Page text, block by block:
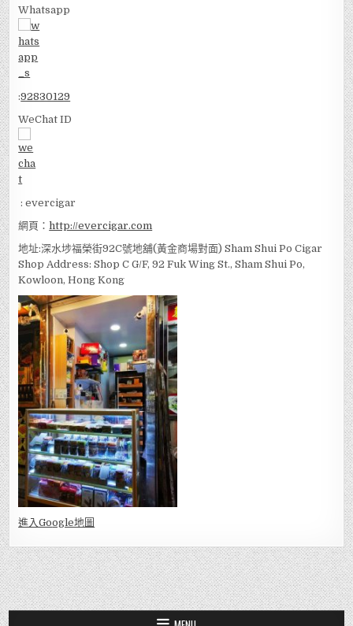
Whatsapp
:92830129
WeChat ID
: evercigar
網頁：http://evercigar.com
地址:深水埗福榮街92C號地舖(黃金商場對面) Sham Shui Po Cigar
Shop Address: Shop C G/F, 92 Fuk Wing St., Sham Shui Po,
Kowloon, Hong Kong
進入Google地圖